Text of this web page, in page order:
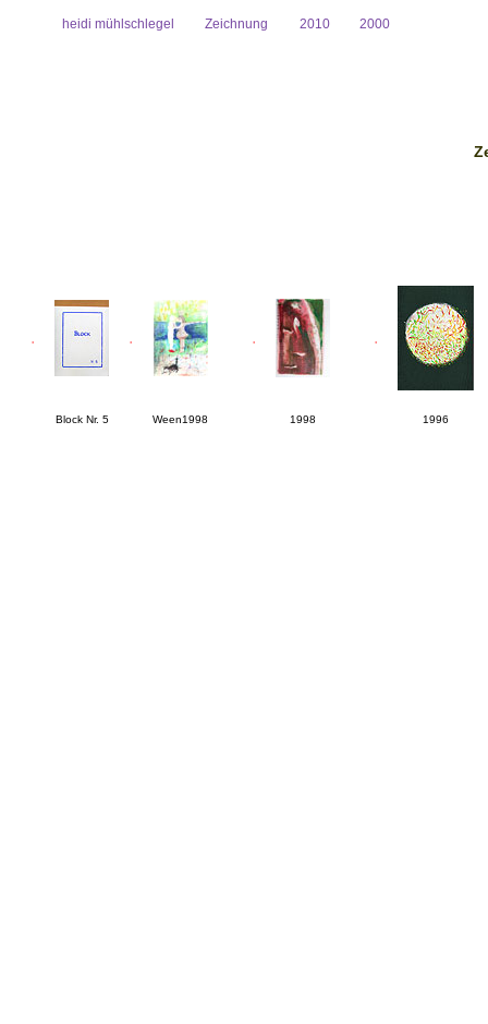
heidi mühlschlegel Zeichnung 2010 2000
. . . .
Block Nr. 5 Ween1998 1998 1996